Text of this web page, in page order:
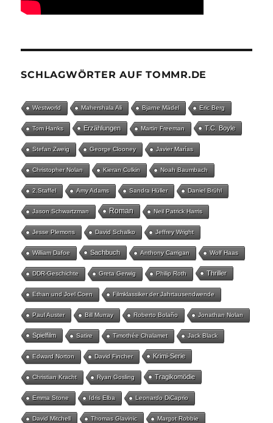
SCHLAGWÖRTER AUF TOMMR.DE
Westworld Mahershala Ali Bjarne Mädel Eric Berg
Tom Hanks Erzählungen Martin Freeman T.C. Boyle
Stefan Zweig George Clooney Javier Marías
Christopher Nolan Kieran Culkin Noah Baumbach
2.Staffel Amy Adams Sandra Hüller Daniel Brühl
Jason Schwartzman Roman Neil Patrick Harris
Jesse Plemons David Schalko Jeffrey Wright
William Dafoe Sachbuch Anthony Carrigan Wolf Haas
DDR-Geschichte Greta Gerwig Philip Roth Thriller
Ethan und Joel Coen Filmklassiker der Jahrtausendwende
Paul Auster Bill Murray Roberto Bolaño Jonathan Nolan
Spielfilm Satire Timothée Chalamet Jack Black
Edward Norton David Fincher Krimi-Serie
Christian Kracht Ryan Gosling Tragikomödie
Emma Stone Idris Elba Leonardo DiCaprio
David Mitchell Thomas Glavinic Margot Robbie